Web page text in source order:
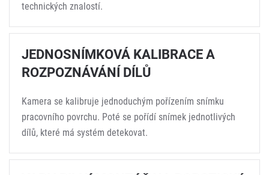
technických znalostí.
JEDNOSNÍMKOVÁ KALIBRACE A
ROZPOZNÁVÁNÍ DÍLŮ
Kamera se kalibruje jednoduchým pořízením snímku
pracovního povrchu. Poté se pořídí snímek jednotlivých
dílů, které má systém detekovat.